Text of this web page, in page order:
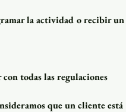
la actividad o recibir un
todas las regulaciones
que un cliente está